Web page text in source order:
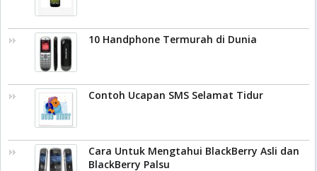
10 Handphone Termurah di Dunia
Contoh Ucapan SMS Selamat Tidur
Cara Untuk Mengtahui BlackBerry Asli dan
BlackBerry Palsu